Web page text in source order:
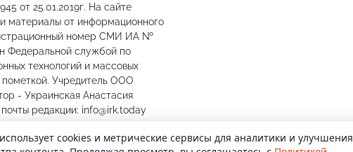
от 25.01.2019г. На сайте
материалы от информационного
номер СМИ ИА №
Федеральной службой по
технологий и массовых
Учредитель ООО
- Украинская Анастасия
редакции: info@irk.today
89148774487
cookies и метрические сервисы для аналитики и улучшения